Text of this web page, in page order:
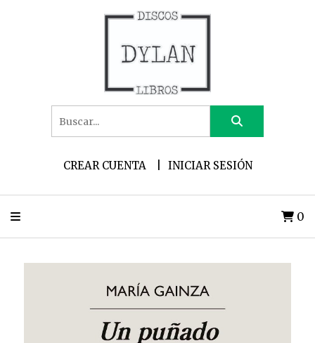
CREAR CUENTA INICIAR SESIÓN
0